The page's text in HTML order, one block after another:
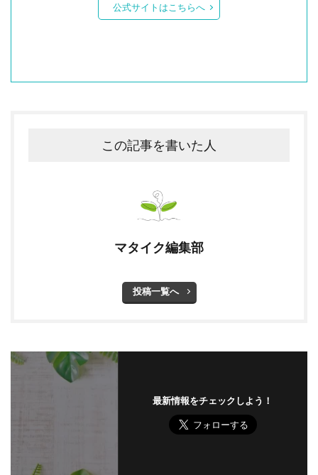
公式サイトはこちらへ
この記事を書いた人
マタイク編集部
投稿一覧へ
最新情報をチェックしよう！